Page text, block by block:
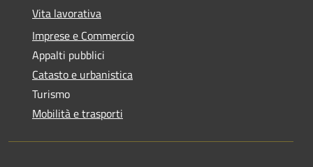
Vita lavorativa
Imprese e Commercio
Appalti pubblici
Catasto e urbanistica
Turismo
Mobilità e trasporti